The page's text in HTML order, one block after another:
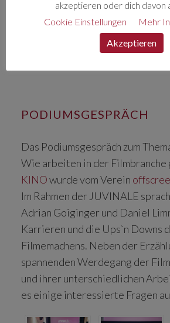
PODIUMSGESPRÄCH
Das Podiumsgespräch zum
Wie arbeiten in der Filmbranche
KINOwurde vom Verein
Im Rahmen der JUVINALE
Adrian Goiginger und Daniel
Karrieren und die Ups`n Downs
Filmemachens. Neben der
spannenden Werdegang der
und ihrer unterschiedlichen
es einige interessierte Fragen
akzeptieren oder dich davon
Cookie Einstellungen
Mehr
Akzeptieren